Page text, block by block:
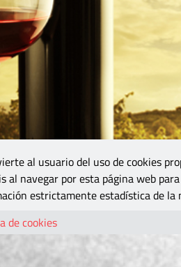
al usuario del uso de cookies
al navegar por esta página web
estrictamente estadística de la
de cookies